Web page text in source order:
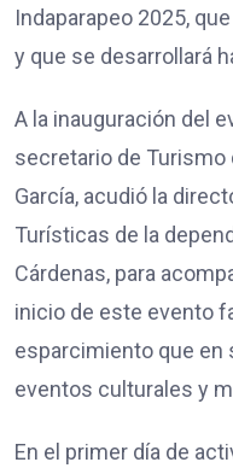
Indaparapeo 2025,
y que se desarrollará
A la inauguración del
secretario de Turismo
García, acudió la
Turísticas de la
Cárdenas, para
inicio de este evento
esparcimiento que en
eventos culturales y
En el primer día de